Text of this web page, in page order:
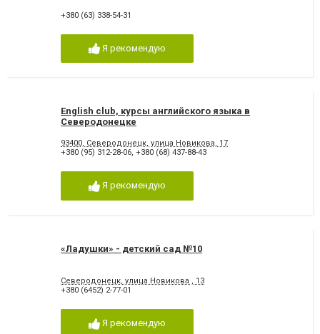
+380 (63) 338-54-31
Я рекомендую
English club, курсы английского языка в
Северодонецке
93400, Северодонецк, улица Новикова, 17
+380 (95) 312-28-06, +380 (68) 437-88-43
Я рекомендую
«Ладушки» - детский сад №10
Северодонецк, улица Новикова , 13
+380 (6452) 2-77-01
Я рекомендую